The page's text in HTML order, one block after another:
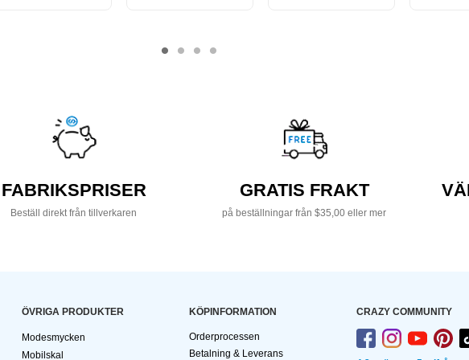
FABRIKSPRISER
Beställ direkt från tillverkaren
GRATIS FRAKT
på beställningar från $35,00 eller mer
ÖVRIGA PRODUKTER
Modesmycken
Mobilskal
KÖPINFORMATION
Orderprocessen
Betalning & Leverans
CRAZY COMMUNITY